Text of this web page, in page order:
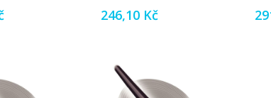
pleteným
246,10 Kč